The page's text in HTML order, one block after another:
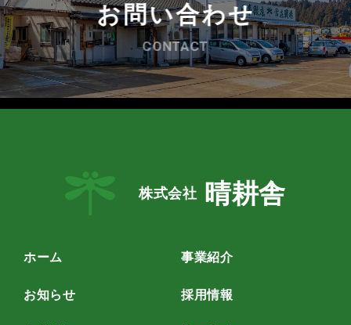
お問い合わせ
CONTACT
株式会社 晴耕舎
ホーム
お知らせ
事業紹介
採用情報